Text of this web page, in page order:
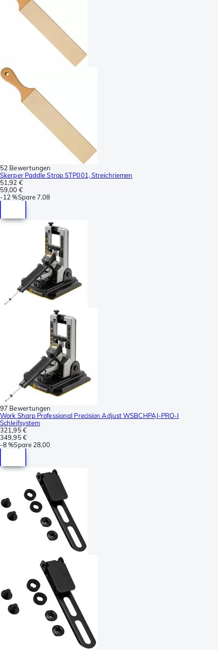
52 Bewertungen
Skerper Paddle Strop STP001, Streichriemen
51,92 €
59,00 €
-12 %Spare7,08
97 Bewertungen
Work Sharp Professional Precision Adjust WSBCHPAJ-PRO-I
Schleifsystem
321,95 €
349,95 €
-8 %Spare 28,00